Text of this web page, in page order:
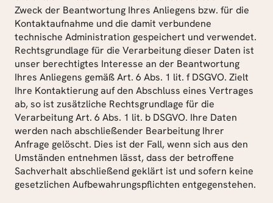
Zweck der Beantwortung Ihres Anliegens bzw. für die
Kontaktaufnahme und die damit verbundene
technische Administration gespeichert und verwendet.
Rechtsgrundlage für die Verarbeitung dieser Daten ist
unser berechtigtes Interesse an der Beantwortung
Ihres Anliegens gemäß Art. 6 Abs. 1 lit. f DSGVO. Zielt
Ihre Kontaktierung auf den Abschluss eines Vertrages
ab, so ist zusätzliche Rechtsgrundlage für die
Verarbeitung Art. 6 Abs. 1 lit. b DSGVO. Ihre Daten
werden nach abschließender Bearbeitung Ihrer
Anfrage gelöscht. Dies ist der Fall, wenn sich aus den
Umständen entnehmen lässt, dass der betroffene
Sachverhalt abschließend geklärt ist und sofern keine
gesetzlichen Aufbewahrungspflichten entgegenstehen.